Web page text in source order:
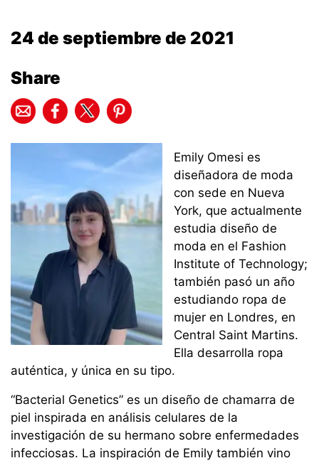
24 de septiembre de 2021
Share
Emily Omesi es
diseñadora de moda
con sede en Nueva
York, que actualmente
estudia diseño de
moda en el Fashion
Institute of Technology;
también pasó un año
estudiando ropa de
mujer en Londres, en
Central Saint Martins.
Ella desarrolla ropa
auténtica, y única en su tipo.
“Bacterial Genetics” es un diseño de chamarra de
piel inspirada en análisis celulares de la
investigación de su hermano sobre enfermedades
infecciosas. La inspiración de Emily también vino